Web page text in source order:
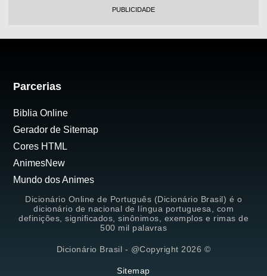
PUBLICIDADE
Parcerias
Biblia Online
Gerador de Sitemap
Cores HTML
AnimesNew
Mundo dos Animes
Dicionário Online de Português (Dicionário Brasil) é o
dicionário de nacional de língua portuguesa, com
definições, significados, sinônimos, exemplos e rimas de
500 mil palavras
Dicionário Brasil - @Copyright 2026 ©
Sitemap